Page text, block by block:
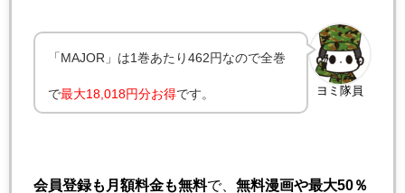
ヨミ隊員
「MAJOR」は1巻あたり462円なので全巻
で最大18,018円分お得です。
会員登録も月額料金も無料で、 無料漫画や最大50％